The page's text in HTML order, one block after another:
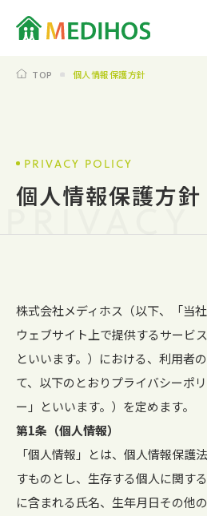
TOP 個人情報保護方針
PRIVACY POLICY
個人情報保護方針
株式会社メディホス（以下、「当
ウェブサイト上で提供するサービ
といいます。）における、利用者
て、以下のとおりプライバシーポ
ー」といいます。）を定めます。
第1条（個人情報）
「個人情報」とは、個人情報保護
すものとし、生存する個人に関す
に含まれる氏名、生年月日その他